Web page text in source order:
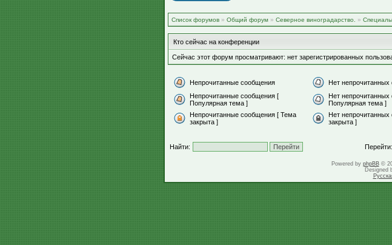
Список форумов » Общий форум » Северное виноградарство. »
Кто сейчас на конференции
Сейчас этот форум просматривают: нет зарегистрированных
Непрочитанные сообщения Нет
Непрочитанные сообщения [
Популярная тема ]
Нет
Популярная тема ]
Непрочитанные сообщения [ Тема
закрыта ]
Нет
закрыта ]
Найти: Перейти:
Powered by phpBB©
Designed